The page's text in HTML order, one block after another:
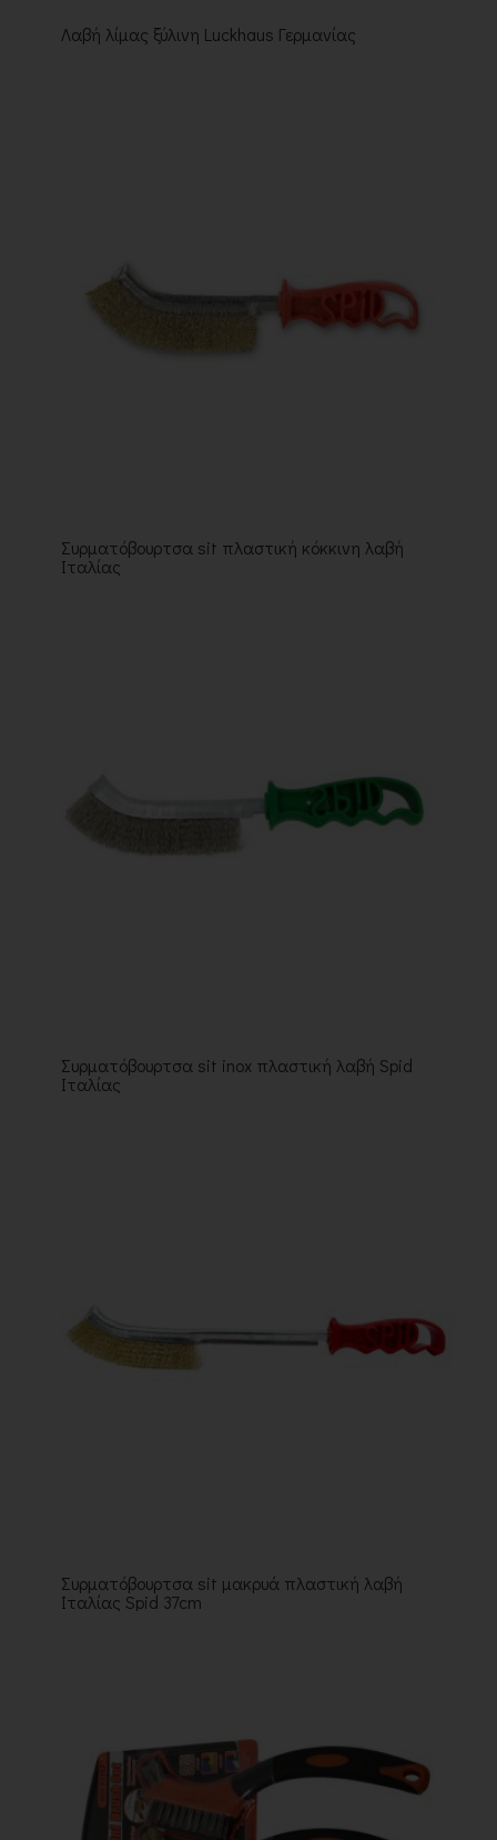
Λαβή λίμας ξύλινη Luckhaus Γερμανίας
Συρματόβουρτσα sit πλαστική κόκκινη λαβή
Ιταλίας
Συρματόβουρτσα sit inox πλαστική λαβή Spid
Ιταλίας
Συρματόβουρτσα sit μακρυά πλαστική λαβή
Ιταλίας Spid 37cm